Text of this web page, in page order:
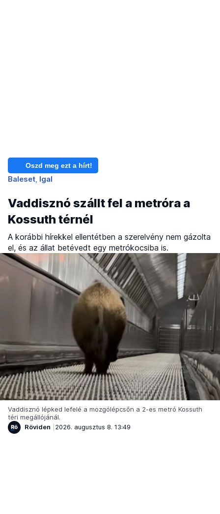
Oszd meg ezt a hírt!
Baleset Igal
Vaddisznó szállt fel a metróra a
Kossuth térnél
A korábbi hírekkel ellentétben a szerelvény nem gázolta
el, és az állat betévedt egy metrókocsiba is.
Vaddisznó lépked lefelé a mozgólépcsőn a 2-es metró Kossuth
téri megállójánál.
Röviden
2026. augusztus 8. 13:49